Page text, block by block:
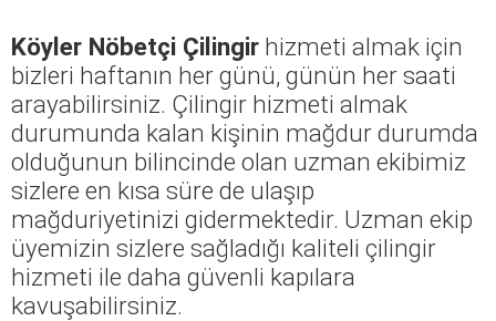
Köyler Nöbetçi Çilingir hizmeti almak için
bizleri haftanın her günü, günün her saati
arayabilirsiniz. Çilingir hizmeti almak
durumunda kalan kişinin mağdur durumda
olduğunun bilincinde olan uzman ekibimiz
sizlere en kısa süre de ulaşıp
mağduriyetinizi gidermektedir. Uzman ekip
üyemizin sizlere sağladığı kaliteli çilingir
hizmeti ile daha güvenli kapılara
kavuşabilirsiniz.